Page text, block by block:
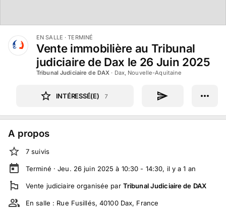
EN SALLE · TERMINÉ
Vente immobilière au Tribunal
judiciaire de Dax le 26 Juin 2025
Tribunal Judiciaire de DAX · Dax, Nouvelle-Aquitaine
INTÉRESSÉ(E) 7
A propos
7 suivis
Terminé ·Jeu. 26 juin 2025 à 10:30 - 14:30, il y a1 an
Vente judiciaire organisée par Tribunal Judiciaire de DAX
En salle : Rue Fusillés, 40100 Dax, France